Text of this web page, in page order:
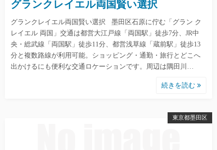
グランクレイエル両国賢い選択
グランクレイエル両国賢い選択 墨田区石原に佇む「グラン ク
レイエル 両国」交通は都営大江戸線「両国駅」徒歩7分、JR中
央・総武線「両国駅」徒歩11分、都営浅草線「蔵前駅」徒歩13
分と複数路線が利用可能。ショッピング・通勤・旅行とどこへ
出かけるにも便利な交通ロケーションです。周辺は隅田川…
続きを読む
東京都墨田区